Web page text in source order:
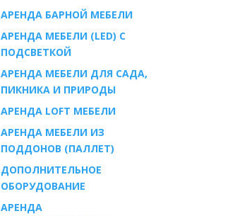
АРЕНДА БАРНОЙ МЕБЕЛИ
АРЕНДА МЕБЕЛИ (LED) С
ПОДСВЕТКОЙ
АРЕНДА МЕБЕЛИ ДЛЯ САДА,
ПИКНИКА И ПРИРОДЫ
АРЕНДА LOFT МЕБЕЛИ
АРЕНДА МЕБЕЛИ ИЗ
ПОДДОНОВ (ПАЛЛЕТ)
ДОПОЛНИТЕЛЬНОЕ
ОБОРУДОВАНИЕ
АРЕНДА